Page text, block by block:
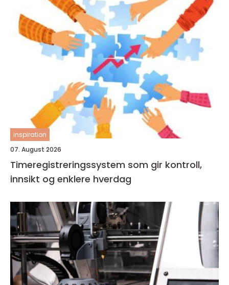
inspiration
07. August 2026
Timeregistreringssystem som gir kontroll,
innsikt og enklere hverdag